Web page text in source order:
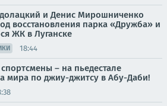
и Денис Мирошниченко
восстановления парка «Дружба» и
ЖК в Луганске
18:44
– на пьедестале
мира по джиу-джитсу в Абу-Даби!